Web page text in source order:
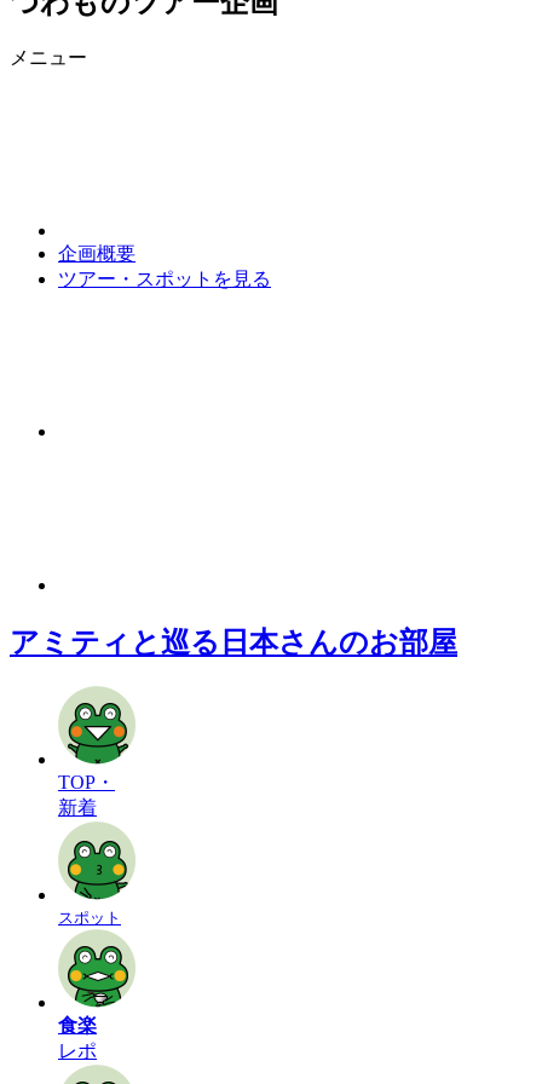
メニュー
企画概要
ツアー・スポットを見る
アミティと巡る日本さんのお部屋
TOP・
新着
スポット
食楽
レポ